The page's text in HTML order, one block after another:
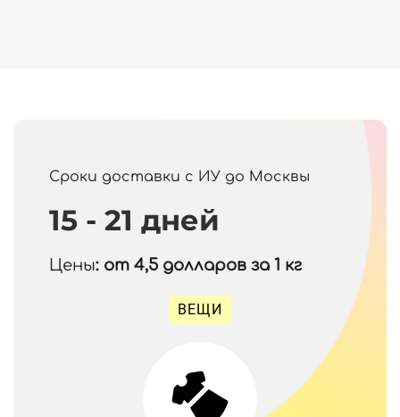
Сроки доставки с ИУ до Москвы
15 - 21 дней
Цены: от 4,5 долларов за 1 кг
ВЕЩИ